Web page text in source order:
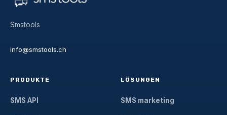
Smstools
info@smstools.ch
PRODUKTE
SMS API
LÖSUNGEN
SMS marketing